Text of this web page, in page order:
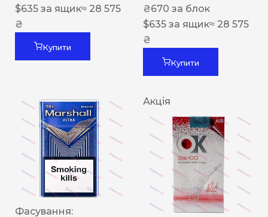
$635 за ящик≈ 28 575
₴
Купити
₴670 за блок
$635 за ящик≈ 28 575
₴
Купити
Фасування:
Акція